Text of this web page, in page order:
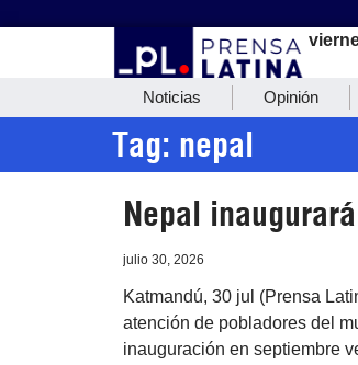
Noticias Opinión
Tag: nepal
Nepal
julio 30, 2026
Katmandú, 30 jul (Prensa
atención de pobladores del
inauguración en septiembre